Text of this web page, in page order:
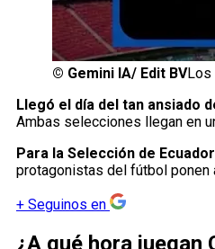
© Gemini IA/ Edit BVLos
Llegó el día del tan ansiado
Ambas selecciones llegan en
Para la Selección de
protagonistas del fútbol ponen
+ Seguinos en
¿A qué hora